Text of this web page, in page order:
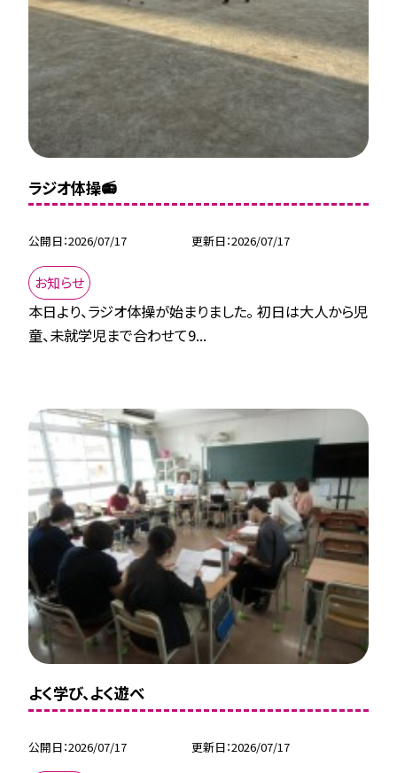
ラジオ体操📻
公開日 2026/07/17 更新日 2026/07/17
お知らせ
本日より、ラジオ体操が始まりました。 初日は大人から児
童、未就学児まで合わせて9...
よく学び、よく遊べ
公開日 2026/07/17 更新日 2026/07/17